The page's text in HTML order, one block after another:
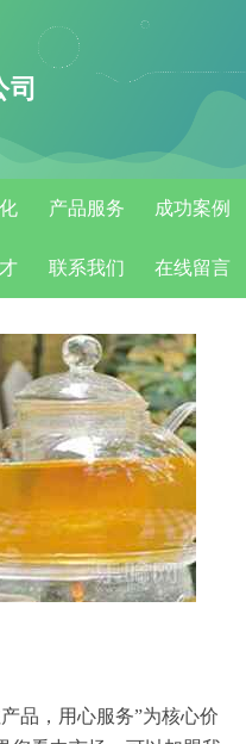
产品服务 成功案例
联系我们 在线留言
品，用心服务”为核心价